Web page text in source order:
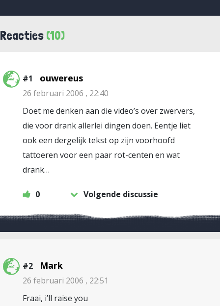
Reacties (10)
#1 ouwereus
26 februari 2006 , 22:40
Doet me denken aan die video’s over zwervers,
die voor drank allerlei dingen doen. Eentje liet
ook een dergelijk tekst op zijn voorhoofd
tattoeren voor een paar rot-centen en wat
drank…
0 Volgende discussie
#2 Mark
26 februari 2006 , 22:51
Fraai, i’ll raise you